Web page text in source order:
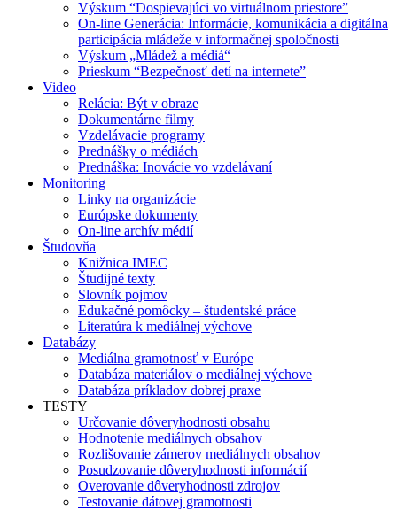
Výskum “Dospievajúci vo virtuálnom priestore”
On-line Generácia: Informácie, komunikácia a digitálna
participácia mládeže v informačnej spoločnosti
Výskum „Mládež a médiá“
Prieskum “Bezpečnosť detí na internete”
Video
Relácia: Být v obraze
Dokumentárne filmy
Vzdelávacie programy
Prednášky o médiách
Prednáška: Inovácie vo vzdelávaní
Monitoring
Linky na organizácie
Európske dokumenty
On-line archív médií
Študovňa
Knižnica IMEC
Študijné texty
Slovník pojmov
Edukačné pomôcky – študentské práce
Literatúra k mediálnej výchove
Databázy
Mediálna gramotnosť v Európe
Databáza materiálov o mediálnej výchove
Databáza príkladov dobrej praxe
TESTY
Určovanie dôveryhodnosti obsahu
Hodnotenie mediálnych obsahov
Rozlišovanie zámerov mediálnych obsahov
Posudzovanie dôveryhodnosti informácií
Overovanie dôveryhodnosti zdrojov
Testovanie dátovej gramotnosti